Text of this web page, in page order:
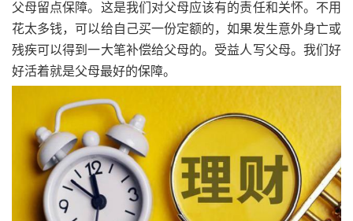
父母留点保障。这是我们对父母应该有的责任和关怀。不用
花太多钱，可以给自己买一份定额的，如果发生意外身亡或
残疾可以得到一大笔补偿给父母的。受益人写父母。我们好
好活着就是父母最好的保障。